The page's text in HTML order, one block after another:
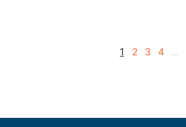
1 2 3 4 …